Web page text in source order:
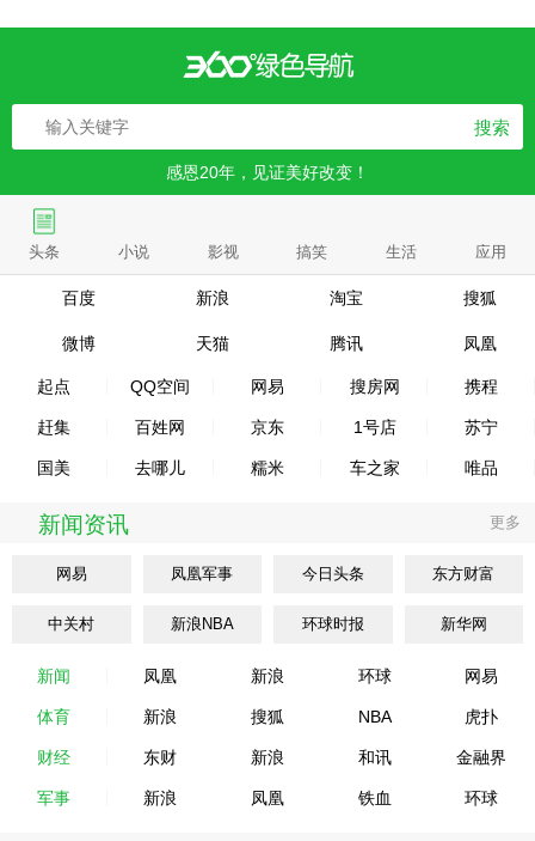
搜索
感恩20年，见证美好改变！
头条 小说 影视 搞笑 生活 应用
百度 新浪 淘宝 搜狐
微博 天猫 腾讯 凤凰
起点 QQ空间 网易 搜房网 携程
赶集 百姓网 京东 1号店 苏宁
国美 去哪儿 糯米 车之家 唯品
新闻资讯 更多
网易 凤凰军事 今日头条 东方财富
中关村 新浪NBA 环球时报 新华网
新闻 凤凰 新浪 环球 网易
体育 新浪 搜狐 NBA 虎扑
财经 东财 新浪 和讯 金融界
军事 新浪 凤凰 铁血 环球